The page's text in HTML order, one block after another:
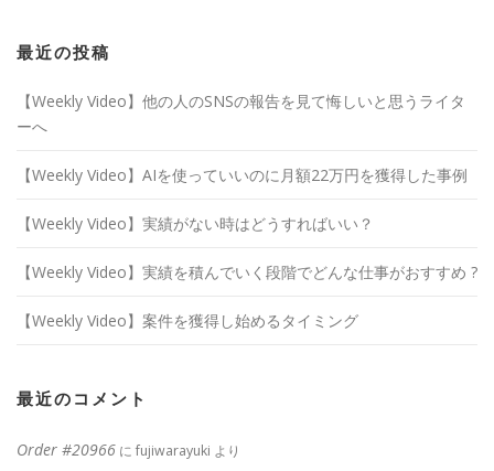
最近の投稿
【Weekly Video】他の人のSNSの報告を見て悔しいと思うライタ
ーへ
【Weekly Video】AIを使っていいのに月額22万円を獲得した事例
【Weekly Video】実績がない時はどうすればいい？
【Weekly Video】実績を積んでいく段階でどんな仕事がおすすめ ?
【Weekly Video】案件を獲得し始めるタイミング
最近のコメント
Order #20966 に fujiwarayuki より